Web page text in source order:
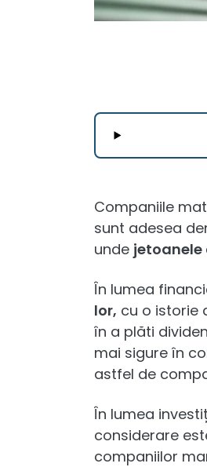
Companiile
sunt adesea
unde jetoanele
În lumea
lor, cu o istorie
în a plăti
mai sigure în
astfel de
În lumea
considerare
companiilor